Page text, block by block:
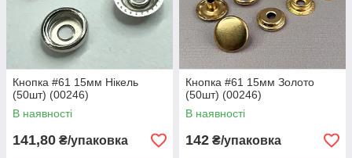
Кнопка #61 15мм Нікель
(50шт) (00246)
В наявності
141,80 ₴/упаковка
Кнопка #61 15мм Золото
(50шт) (00246)
В наявності
142 ₴/упаковка